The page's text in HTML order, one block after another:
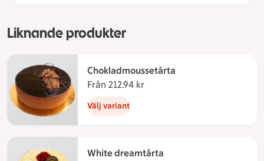
Liknande produkter
Chokladmoussetårta
Från 212.94 kr
Välj variant
White dreamtårta